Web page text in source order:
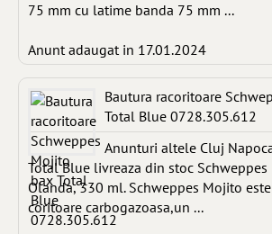
75 mm cu latime banda 75 mm ...
Anunt adaugat in 17.01.2024
Bautura racoritoare
Total Blue 0728.305.612
Anunturi altele Cluj
Total Blue livreaza din stoc
Olanda, 330 ml. Schweppes Mojito
coritoare carbogazoasa,un ...